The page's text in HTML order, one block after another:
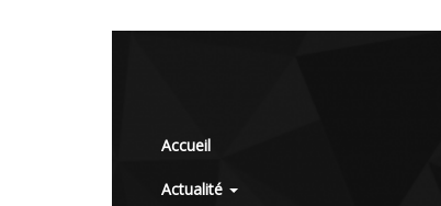
Accueil
Actualité